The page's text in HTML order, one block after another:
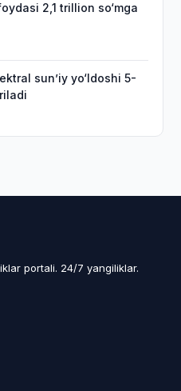
2,1 trillion so‘mga
sun’iy yo‘ldoshi 5-
portali. 24/7 yangiliklar.